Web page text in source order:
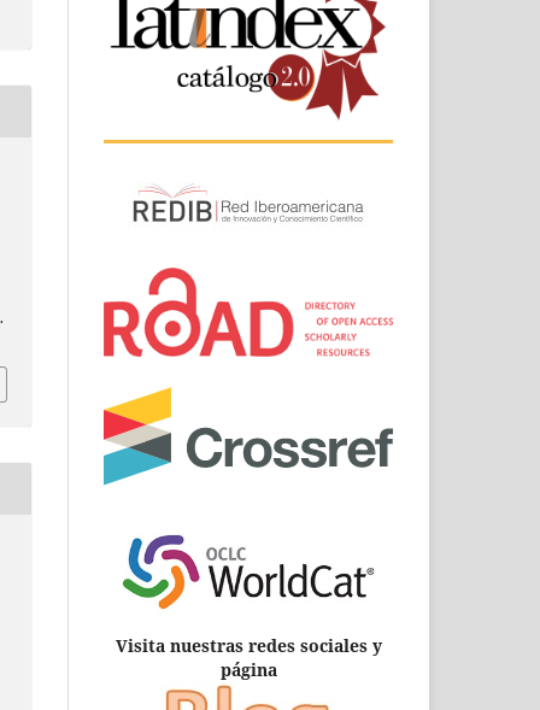
Visita nuestras redes sociales y
página